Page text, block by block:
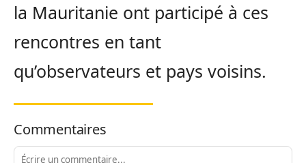
la Mauritanie ont participé à ces
rencontres en tant
qu’observateurs et pays voisins.
Commentaires